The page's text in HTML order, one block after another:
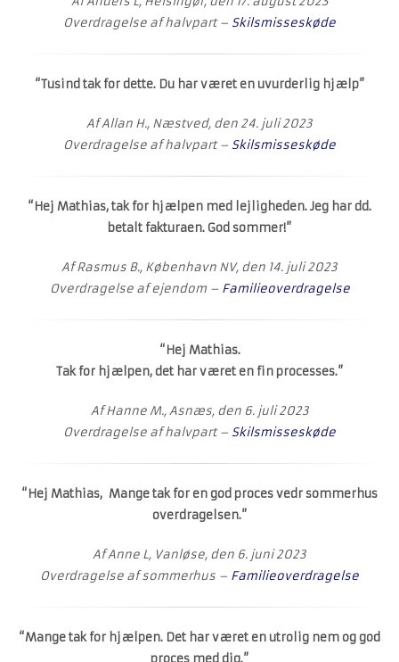
Overdragelse af halvpart – Skilsmisseskøde
“Tusind tak for dette. Du har været en uvurderlig hjælp”
Af Allan H., Næstved, den 24. juli 2023
Overdragelse af halvpart – Skilsmisseskøde
“Hej Mathias, tak for hjælpen med lejligheden. Jeg har dd.
betalt fakturaen. God sommer!”
Af Rasmus B., København NV, den 14. juli 2023
Overdragelse af ejendom – Familieoverdragelse
“Hej Mathias.
Tak for hjælpen, det har været en fin processes.”
Af Hanne M., Asnæs, den 6. juli 2023
Overdragelse af halvpart – Skilsmisseskøde
“Hej Mathias, Mange tak for en god proces vedr sommerhus
overdragelsen.”
Af Anne L, Vanløse, den 6. juni 2023
Overdragelse af sommerhus – Familieoverdragelse
“Mange tak for hjælpen. Det har været en utrolig nem og god
proces med dig.”